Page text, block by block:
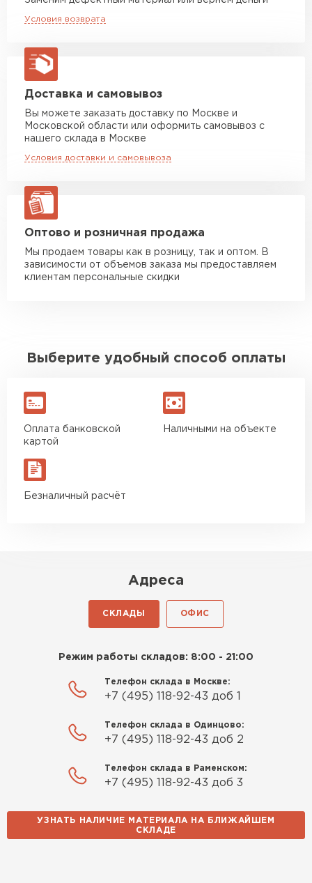
макс. длина груза 13,5 м
Манипулятор до 5 тн
макс. длина груза 6 м
Манипулятор до 10 тн
макс. длина груза 8 м
Манипулятор до 20 тн
Условия возврата
Доставка и самовывоз
Вы можете заказать доставку по Москве и
Московской области или оформить самовывоз с
нашего склада в Москве
Условия доставки и самовывоза
Оптово и розничная продажа
Мы продаем товары как в розницу, так и оптом. В
зависимости от объемов заказа мы предоставляем
клиентам персональные скидки
Выберите удобный способ оплаты
Оплата банковской
картой
Наличными на объекте
Безналичный расчёт
Адреса
СКЛАДЫ ОФИС
Режим работы складов: 8:00 - 21:00
Телефон склада в Москве:
+7 (495) 118-92-43 доб 1
Телефон склада в Одинцово:
+7 (495) 118-92-43 доб 2
Телефон склада в Раменском:
+7 (495) 118-92-43 доб 3
УЗНАТЬ НАЛИЧИЕ МАТЕРИАЛА НА БЛИЖАЙШЕМ
СКЛАДЕ